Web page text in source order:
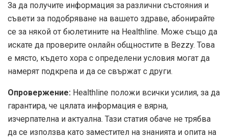
За да получите информация за различни състояния и
съвети за подобряване на вашето здраве, абонирайте
се за някой от бюлетините на Healthline. Може също да
искате да проверите онлайн общностите в Bezzy. Това
е място, където хора с определени условия могат да
намерят подкрепа и да се свържат с други.
Опровержение: Healthline положи всички усилия, за да
гарантира, че цялата информация е вярна,
изчерпателна и актуална. Тази статия обаче не трябва
да се използва като заместител на знанията и опита на